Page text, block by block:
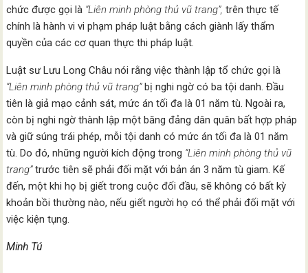
chức được gọi là “Liên minh phòng thủ vũ trang”,trên thực tế
chính là hành vi vi phạm pháp luật bằng cách giành lấy thẩm
quyền của các cơ quan thực thi pháp luật.
Luật sư Lưu Long Châu nói rằng việc thành lập tổ chức gọi là
“Liên minh phòng thủ vũ trang”bị nghi ngờ có ba tội danh. Đầu
tiên là giả mạo cảnh sát, mức án tối đa là 01 năm tù. Ngoài ra,
còn bị nghi ngờ thành lập một băng đảng dân quân bất hợp pháp
và giữ súng trái phép, mỗi tội danh có mức án tối đa là 01 năm
tù. Do đó, những người kích động trong “Liên minh phòng thủ vũ
trang”trước tiên sẽ phải đối mặt với bản án 3 năm tù giam. Kế
đến, một khi họ bị giết trong cuộc đối đầu, sẽ không có bất kỳ
khoản bồi thường nào, nếu giết người họ có thể phải đối mặt với
việc kiện tụng.
Minh Tú